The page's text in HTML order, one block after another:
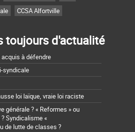
CCSA Alfortville
toujours d'actualité
acquis à défendre
syndicale
loi laïque, vraie loi raciste
générale ? « Reformes » ou
Syndicalisme «
de lutte de classes ?